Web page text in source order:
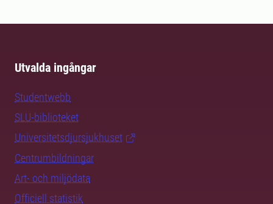
Utvalda ingångar
Studentwebb
SLU-biblioteket
Universitetsdjursjukhuset
Centrumbildningar
Art- och miljödata
Officiell statistik